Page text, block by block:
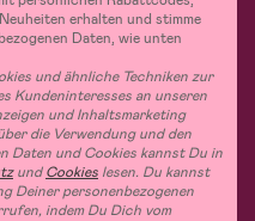
erhalten und stimme
Daten, wie unten
und ähnliche Techniken zur
Kundeninteresses an unseren
und Inhaltsmarketing
die Verwendung und den
Daten und Cookies kannst Du in
undCookies lesen. Du kannst
Deiner personenbezogenen
indem Du Dich vom